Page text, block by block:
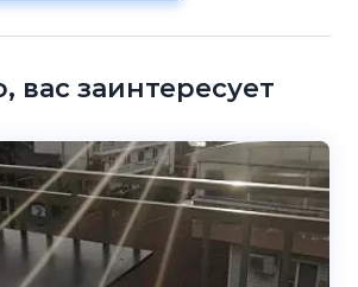
вас заинтересует